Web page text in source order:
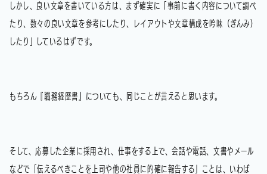
しかし、良い文章を書いている方は、まず確実に「事前に書く内容について調べ
たり、数々の良い文章を参考にしたり、レイアウトや文章構成を吟味（ぎんみ）
したり」しているはずです。
もちろん『職務経歴書』についても、同じことが言えると思います。
そして、応募した企業に採用され、仕事をする上で、会話や電話、文書やメール
などで「伝えるべきことを上司や他の社員に的確に報告する」ことは、いわば